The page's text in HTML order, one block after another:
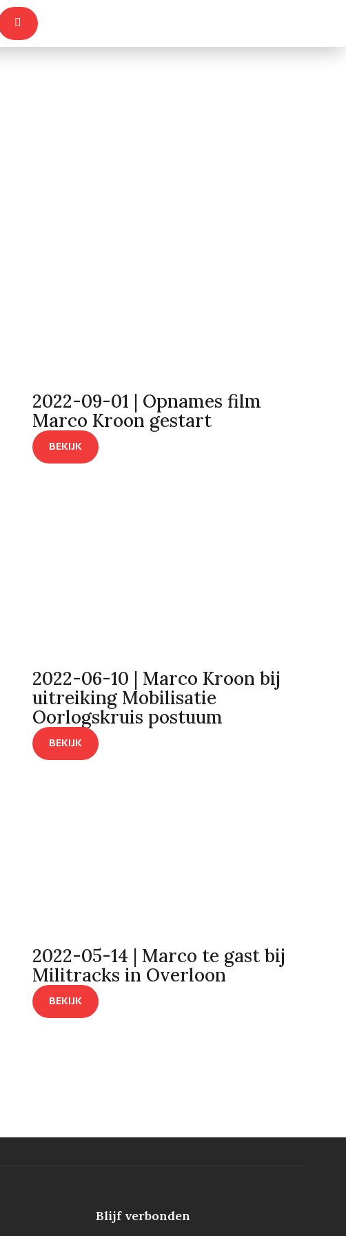
2022-09-01 | Opnames film
Marco Kroon gestart
BEKIJK
2022-06-10 | Marco Kroon bij
uitreiking Mobilisatie
Oorlogskruis postuum
BEKIJK
2022-05-14 | Marco te gast bij
Militracks in Overloon
BEKIJK
Blijf verbonden